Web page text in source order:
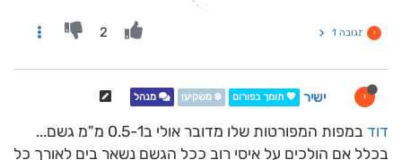
י תגובה 1 2
י ישיר 💖 תומך בפורום ❄️ משקיען מנהל
דוד במפות המפורטות שלו מדובר אולי ב0.5-1 מ"מ גשם...
בכלל אם הולכים על איסי רוב ככל הגשם נשאר בים לאורך כל